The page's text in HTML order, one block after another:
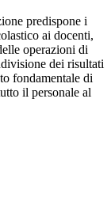
predispone i
ai docenti,
operazioni di
dei risultati
fondamentale di
il personale al